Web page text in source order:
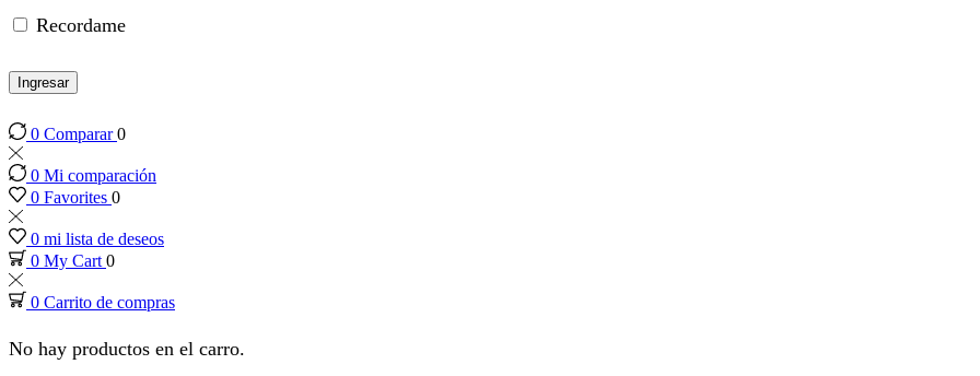
Recordame
Ingresar
0 Comparar0
0 Mi comparación
0 Favorites 0
0 mi lista de deseos
0 My Cart 0
0 Carrito de compras
No hay productos en el carro.